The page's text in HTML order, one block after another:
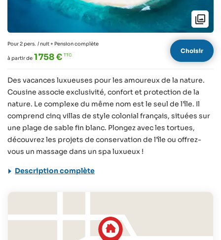
Pour 2 pers. / nuit + Pension complète
à partir de 1 758 €
Choisir
Des vacances luxueuses pour les amoureux de la nature.
Cousine associe exclusivité, confort et protection de la
nature. Le complexe du même nom est le seul de l’île. Il
comprend cinq villas de style colonial français, situées sur
une plage de sable fin blanc. Plongez avec les tortues,
découvrez les projets de conservation de l’île ou offrez-
vous un massage dans un spa luxueux !
Description complète